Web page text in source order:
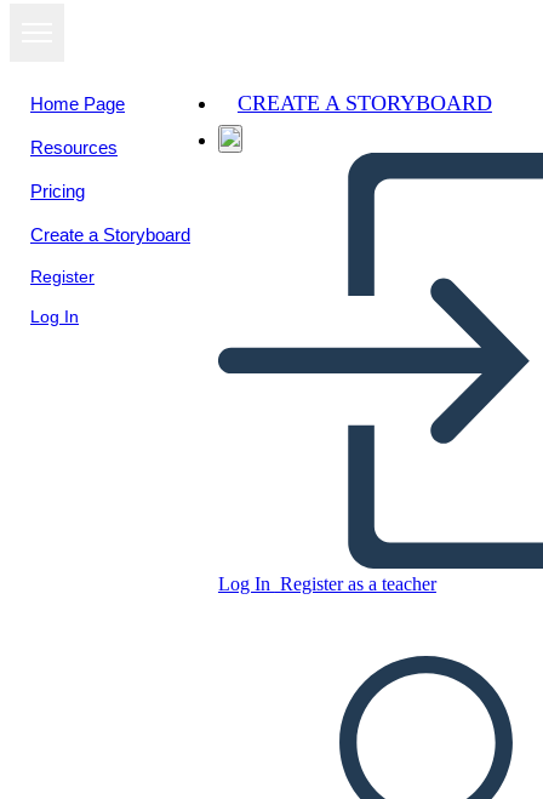
Home Page
Resources
Pricing
Create a Storyboard
Register
Log In
CREATE A STORYBOARD
Log In Register as a teacher
Copy this Storyboard
READ TO ME